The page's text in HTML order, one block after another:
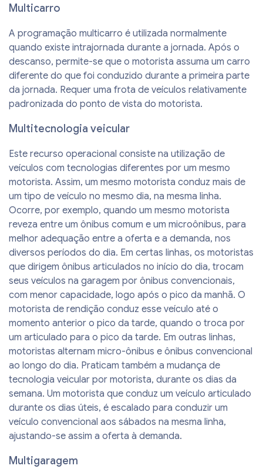
Multicarro
A programação multicarro é utilizada normalmente
quando existe intrajornada durante a jornada. Após o
descanso, permite-se que o motorista assuma um carro
diferente do que foi conduzido durante a primeira parte
da jornada. Requer uma frota de veículos relativamente
padronizada do ponto de vista do motorista.
Multitecnologia veicular
Este recurso operacional consiste na utilização de
veículos com tecnologias diferentes por um mesmo
motorista. Assim, um mesmo motorista conduz mais de
um tipo de veículo no mesmo dia, na mesma linha.
Ocorre, por exemplo, quando um mesmo motorista
reveza entre um ônibus comum e um microônibus, para
melhor adequação entre a oferta e a demanda, nos
diversos períodos do dia. Em certas linhas, os motoristas
que dirigem ônibus articulados no início do dia, trocam
seus veículos na garagem por ônibus convencionais,
com menor capacidade, logo após o pico da manhã. O
motorista de rendição conduz esse veículo até o
momento anterior o pico da tarde, quando o troca por
um articulado para o pico da tarde. Em outras linhas,
motoristas alternam micro-ônibus e ônibus convencional
ao longo do dia. Praticam também a mudança de
tecnologia veicular por motorista, durante os dias da
semana. Um motorista que conduz um veículo articulado
durante os dias úteis, é escalado para conduzir um
veículo convencional aos sábados na mesma linha,
ajustando-se assim a oferta à demanda.
Multigaragem